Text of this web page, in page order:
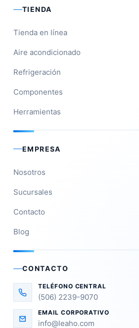
TIENDA
Tienda en línea
Aire acondicionado
Refrigeración
Componentes
Herramientas
EMPRESA
Nosotros
Sucursales
Contacto
Blog
CONTACTO
TELÉFONO CENTRAL
(506) 2239-9070
EMAIL CORPORATIVO
info@leaho.com